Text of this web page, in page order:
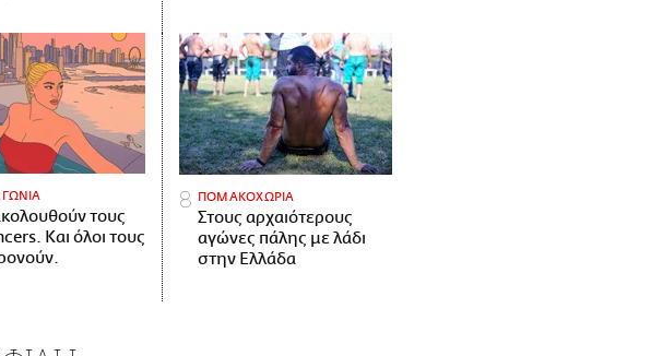
τους
Και όλοι τους
ΠΟΜΑΚΟΧΩΡΙΑ
Στους αρχαιότερους
αγώνες πάλης με λάδι
στην Ελλάδα